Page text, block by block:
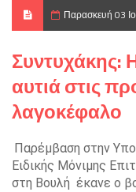
Παρασκευή 03
Συντυχάκης:
αυτιά στις
λαγοκέφαλο
Παρέμβαση στην
Ειδικής Μόνιμης
στη Βουλή έκανε ο